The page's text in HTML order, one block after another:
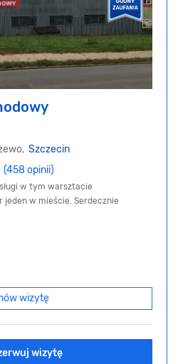
Szczecin
(458 opinii)
w tym warsztacie
w mieście. Serdecznie
wizytę
wizytę